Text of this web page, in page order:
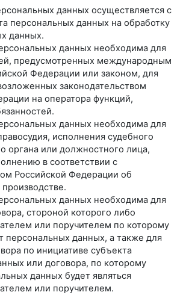
данных осуществляется с
персональных данных на обработку
данных.
данных необходима для
предусмотренных международным
Федерации или законом, для
законодательством
на оператора функций,
данных необходима для
исполнения судебного
органа или должностного лица,
в соответствии с
Российской Федерации об
данных необходима для
стороной которого либо
или поручителем по которому
персональных данных, а также для
по инициативе субъекта
или договора, по которому
данных будет являться
или поручителем.